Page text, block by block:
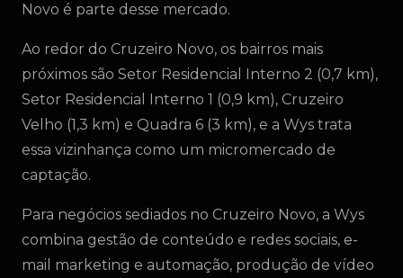
Novo é parte desse mercado.
Ao redor do Cruzeiro Novo, os bairros mais
próximos são Setor Residencial Interno 2 (0,7 km),
Setor Residencial Interno 1 (0,9 km), Cruzeiro
Velho (1,3 km) e Quadra 6 (3 km), e a Wys trata
essa vizinhança como um micromercado de
captação.
Para negócios sediados no Cruzeiro Novo, a Wys
combina gestão de conteúdo e redes sociais, e-
mail marketing e automação, produção de vídeo